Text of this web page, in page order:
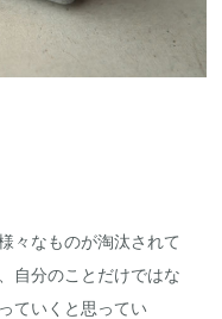
々なものが淘汰されて
自分のことだけではな
ていくと思ってい